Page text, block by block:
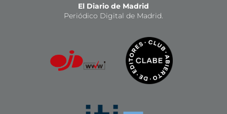
El Diario de Madrid
Periódico Digital de Madrid.